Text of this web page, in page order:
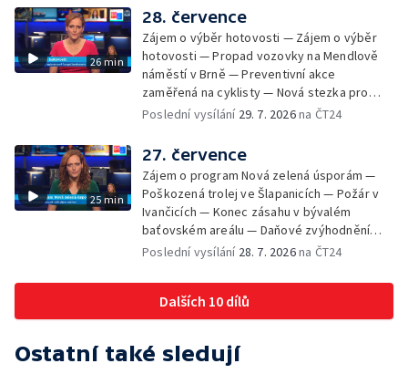
bývalého nákupního domu Letná — Končí 52.
ročník Letní filmové školy — 3. ročník
komunitní akce Stůl ve středu — Cesta na
podporu paliativní péče
26 min
28. července
Zájem o výběr hotovosti — Zájem o výběr
hotovosti — Propad vozovky na Mendlově
náměstí v Brně — Preventivní akce
zaměřená na cyklisty — Nová stezka pro
cyklisty na Zlínsku — Letecká linka mezi
pozorovat zatmění Slunce — Den AČFK na
Letní filmové škole — Milan Uhde slaví 90 let
— Rekonstrukce vojenského srubu
Poslední vysílání 29. 7. 2026na ČT24
25 min
27. července
Zájem o program Nová zelená úsporám —
Poškozená trolej ve Šlapanicích — Požár v
Ivančicích — Konec zásahu v bývalém
baťovském areálu — Daňové zvýhodnění
vína — Výhružky na magistrátu v Olomouci —
Brněnské týmy v první fotbalové lize —
Chystaná rekonstrukce bývalé věznice —
Nový seriál pro děti
Poslední vysílání 28. 7. 2026na ČT24
Dalších 10 dílů
Ostatní také sledují